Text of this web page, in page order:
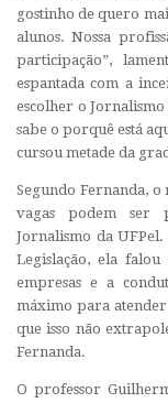
gostinho de quero
alunos. Nossa
participação”,
espantada com a
escolher o
sabe o porquê está
cursou metade da
Segundo Fernanda, o
vagas podem ser
Jornalismo da
Legislação, ela
empresas e a
máximo para atender
que isso não
Fernanda.
O professor